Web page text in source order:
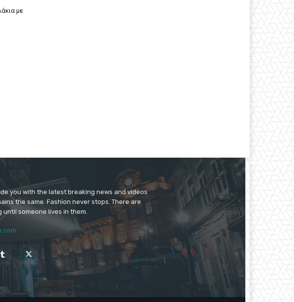
με
you with the latest breaking news and videos
the same. Fashion never stops. There are
until someone lives in them.